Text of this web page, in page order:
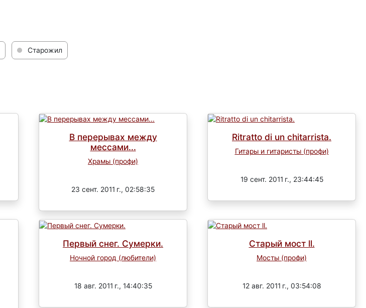
Старожил
В перерывах между
мессами...
Храмы (профи)
23 сент. 2011 г., 02:58:35
Ritratto di un chitarrista.
Гитары и гитаристы (профи)
19 сент. 2011 г., 23:44:45
Первый снег. Сумерки.
Ночной город (любители)
18 авг. 2011 г., 14:40:35
Старый мост ll.
Мосты (профи)
12 авг. 2011 г., 03:54:08